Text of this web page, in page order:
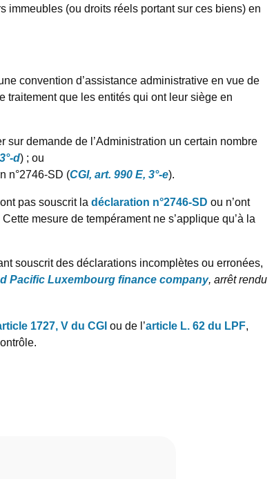
(ou droits réels portant sur ces biens) en
convention d’assistance administrative en vue de
traitement que les entités qui ont leur siège en
demande de l’Administration un certain nombre
d) ; ou
n°2746-SD (CGI, art. 990 E, 3°-e).
pas souscrit ladéclaration n°2746-SD ou n’ont
mesure de tempérament ne s’applique qu’à la
souscrit des déclarations incomplètes ou erronées,
Pacific Luxembourg finance company, arrêt rendu
1727, V du CGIou de l’article L. 62 du LPF,